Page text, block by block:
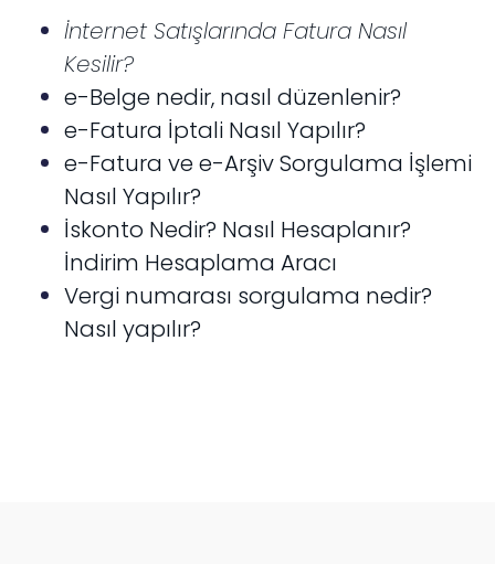
İnternet Satışlarında Fatura Nasıl
Kesilir?
e-Belge nedir, nasıl düzenlenir?
e-Fatura İptali Nasıl Yapılır?
e-Fatura ve e-Arşiv Sorgulama İşlemi
Nasıl Yapılır?
İskonto Nedir? Nasıl Hesaplanır?
İndirim Hesaplama Aracı
Vergi numarası sorgulama nedir?
Nasıl yapılır?